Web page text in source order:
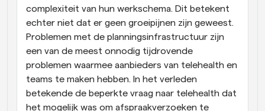
complexiteit van hun werkschema. Dit betekent
echter niet dat er geen groeipijnen zijn geweest.
Problemen met de planningsinfrastructuur zijn
een van de meest onnodig tijdrovende
problemen waarmee aanbieders van telehealth en
teams te maken hebben. In het verleden
betekende de beperkte vraag naar telehealth dat
het mogelijk was om afspraakverzoeken te